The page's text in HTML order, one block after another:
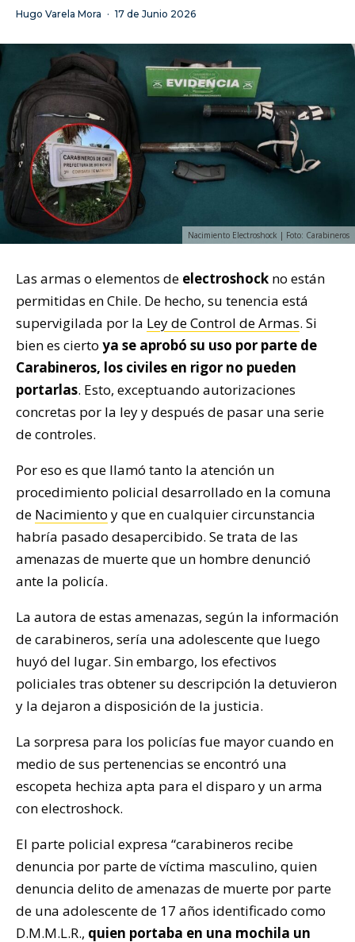
Hugo Varela Mora · 17 de Junio 2026
Nacimiento Electroshock | Foto: Carabineros
Las armas o elementos de electroshock no están
permitidas en Chile. De hecho, su tenencia está
supervigilada por la Ley de Control de Armas. Si
bien es cierto ya se aprobó su uso por parte de
Carabineros, los civiles en rigor no pueden
portarlas. Esto, exceptuando autorizaciones
concretas por la ley y después de pasar una serie
de controles.
Por eso es que llamó tanto la atención un
procedimiento policial desarrollado en la comuna
de Nacimiento y que en cualquier circunstancia
habría pasado desapercibido. Se trata de las
amenazas de muerte que un hombre denunció
ante la policía.
La autora de estas amenazas, según la información
de carabineros, sería una adolescente que luego
huyó del lugar. Sin embargo, los efectivos
policiales tras obtener su descripción la detuvieron
y la dejaron a disposición de la justicia.
La sorpresa para los policías fue mayor cuando en
medio de sus pertenencias se encontró una
escopeta hechiza apta para el disparo y un arma
con electroshock.
El parte policial expresa “carabineros recibe
denuncia por parte de víctima masculino, quien
denuncia delito de amenazas de muerte por parte
de una adolescente de 17 años identificado como
D.M.M.L.R., quien portaba en una mochila un